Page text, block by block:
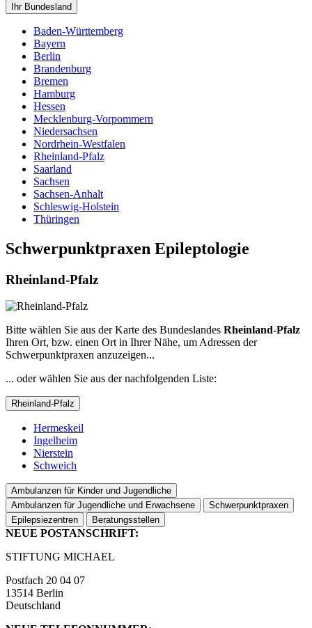
Ihr Bundesland
Baden-Württemberg
Bayern
Berlin
Brandenburg
Bremen
Hamburg
Hessen
Mecklenburg-Vorpommern
Niedersachsen
Nordrhein-Westfalen
Rheinland-Pfalz
Saarland
Sachsen
Sachsen-Anhalt
Schleswig-Holstein
Thüringen
Schwerpunktpraxen Epileptologie
Rheinland-Pfalz
Bitte wählen Sie aus der Karte des Bundeslandes Rheinland-Pfalz
Ihren Ort, bzw. einen Ort in Ihrer Nähe, um Adressen der
Schwerpunktpraxen anzuzeigen...
... oder wählen Sie aus der nachfolgenden Liste:
Rheinland-Pfalz
Hermeskeil
Ingelheim
Nierstein
Schweich
Ambulanzen für Kinder und Jugendliche
Ambulanzen für Jugendliche und Erwachsene
Schwerpunktpraxen
Epilepsiezentren
Beratungsstellen
NEUE POSTANSCHRIFT:
STIFTUNG MICHAEL
Postfach 20 04 07
13514 Berlin
Deutschland